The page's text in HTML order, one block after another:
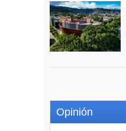
Opinión